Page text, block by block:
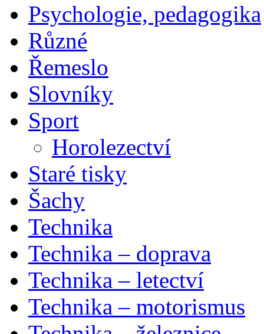
Psychologie, pedagogika
Různé
Řemeslo
Slovníky
Sport
Horolezectví
Staré tisky
Šachy
Technika
Technika – doprava
Technika – letectví
Technika – motorismus